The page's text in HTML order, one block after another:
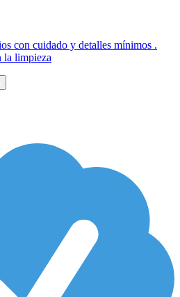
con cuidado y detalles mínimos .
la limpieza